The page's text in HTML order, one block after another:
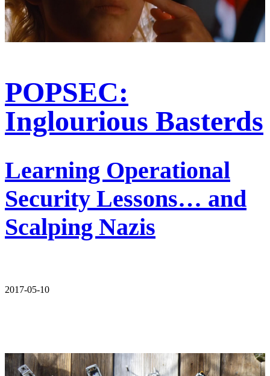
POPSEC:
Inglourious Basterds
Learning Operational
Security Lessons… and
Scalping Nazis
2017-05-10